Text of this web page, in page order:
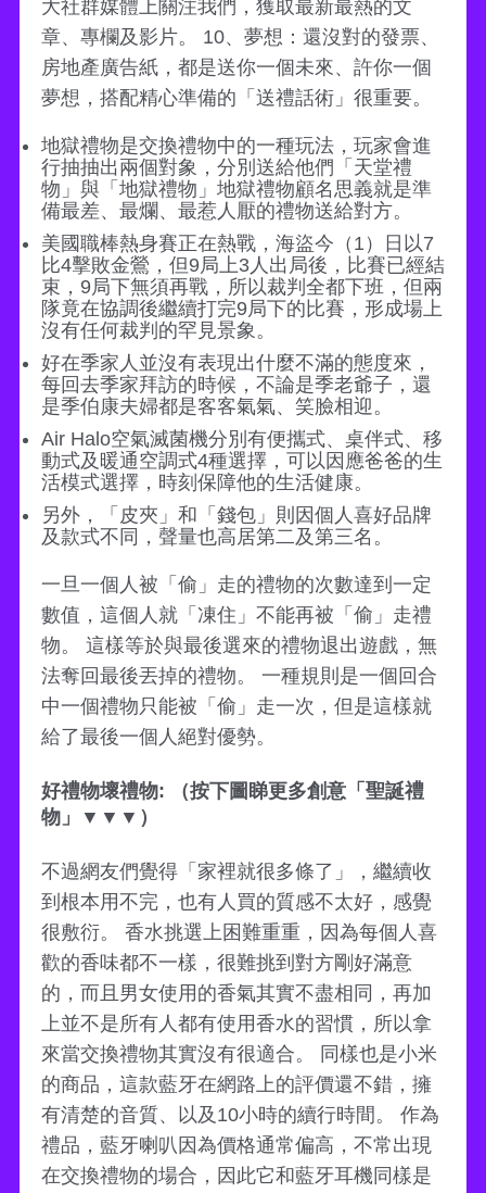
大社群媒體上關注我們，獲取最新最熱的文
章、專欄及影片。 10、夢想：還沒對的發票、
房地產廣告紙，都是送你一個未來、許你一個
夢想，搭配精心準備的「送禮話術」很重要。
地獄禮物是交換禮物中的一種玩法，玩家會進
行抽抽出兩個對象，分別送給他們「天堂禮
物」與「地獄禮物」地獄禮物顧名思義就是準
備最差、最爛、最惹人厭的禮物送給對方。
美國職棒熱身賽正在熱戰，海盜今（1）日以7
比4擊敗金鶯，但9局上3人出局後，比賽已經結
束，9局下無須再戰，所以裁判全都下班，但兩
隊竟在協調後繼續打完9局下的比賽，形成場上
沒有任何裁判的罕見景象。
好在季家人並沒有表現出什麼不滿的態度來，
每回去季家拜訪的時候，不論是季老爺子，還
是季伯康夫婦都是客客氣氣、笑臉相迎。
Air Halo空氣滅菌機分別有便攜式、桌伴式、移
動式及暖通空調式4種選擇，可以因應爸爸的生
活模式選擇，時刻保障他的生活健康。
另外，「皮夾」和「錢包」則因個人喜好品牌
及款式不同，聲量也高居第二及第三名。
一旦一個人被「偷」走的禮物的次數達到一定
數值，這個人就「凍住」不能再被「偷」走禮
物。 這樣等於與最後選來的禮物退出遊戲，無
法奪回最後丟掉的禮物。 一種規則是一個回合
中一個禮物只能被「偷」走一次，但是這樣就
給了最後一個人絕對優勢。
好禮物壞禮物: （按下圖睇更多創意「聖誕禮
物」▼▼▼）
不過網友們覺得「家裡就很多條了」，繼續收
到根本用不完，也有人買的質感不太好，感覺
很敷衍。 香水挑選上困難重重，因為每個人喜
歡的香味都不一樣，很難挑到對方剛好滿意
的，而且男女使用的香氣其實不盡相同，再加
上並不是所有人都有使用香水的習慣，所以拿
來當交換禮物其實沒有很適合。 同樣也是小米
的商品，這款藍牙在網路上的評價還不錯，擁
有清楚的音質、以及10小時的續行時間。 作為
禮品，藍牙喇叭因為價格通常偏高，不常出現
在交換禮物的場合，因此它和藍牙耳機同樣是